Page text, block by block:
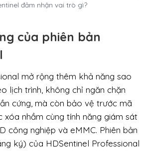
đảm nhận vai trò gì?
của phiên bản
mở rộng thêm khả năng sao
lịch trình, không chỉ ngăn chặn
cứng, mà còn bảo vệ trước mã
nhầm cùng tính năng giám sát
công nghiệp và eMMC. Phiên bản
ký) của HDSentinel Professional